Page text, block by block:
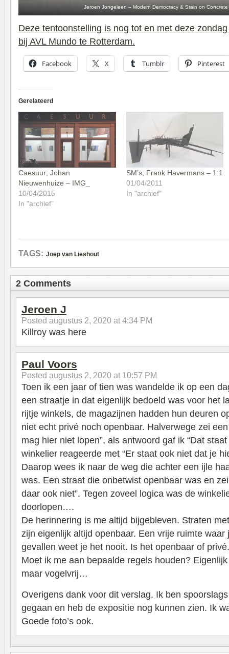
Jeroen Jongeleen – Modern Democracy & Stain on
Deze tentoonstelling is nog tot en met deze
bij AVL Mundo te Rotterdam.
Facebook X Tumblr Pinterest
Gerelateerd
Caesuur; Johan
Nieuwenhuize – IMG_
10/04/2015
In "archief"
SM’s; Frank Havermans – 1:1
01/04/2011
In "archief"
TAGS: Joep van Lieshout
2 Comments
Jeroen J
Posted augustus 2, 2020 at 4:34 PM
Killroy was here
Paul Voors
Posted augustus 2, 2020 at 10:57 PM
Toen ik een jaar of tien was wandelde ik op een
een straatje in dat eigenlijk bedoeld was voor het
rijtje winkels, de magazijnen hadden hun deuren
niet echt privé noch openbaar. Halverwege zei
mag hier niet lopen”, als antwoord gaf ik “Dat
winkelier reageerde met “Er staat ook niet dat je
Daarop wees ik naar de weg die achter een ijle
was. Een straat die onbetwist openbaar was en
daar ook niet”. Tegen zoveel logica was de
doorlopen….
De herinnering is me altijd bijgebleven. Straten
zijn eigenlijk altijd openbaar. Een vrije ruimte
gevallen weet je het nooit. Is het openbaar of
Moet ik me aan bepaalde regels houden?
maar vogelvrij…
Overigens dank voor dit verslag. Ik ben
gegaan en heb de expositie nog kunnen zien. Ik
Goede foto’s ook.